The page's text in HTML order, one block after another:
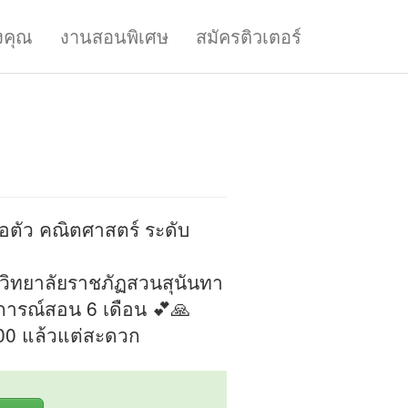
คุณ งานสอนพิเศษ สมัครติวเตอร์
ตัว คณิตศาสตร์ ระดับ
ทยาลัยราชภัฏสวนสุนันทา
ารณ์สอน 6 เดือน 💕🙏
แล้วแต่สะดวก